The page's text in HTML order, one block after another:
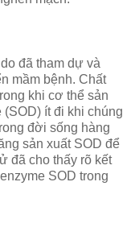
đã tham dự và
mầm bệnh. Chất
khi cơ thể sản
ít đi khi chúng
đời sống hàng
sản xuất SOD để
đã cho thấy rõ kết
SOD trong